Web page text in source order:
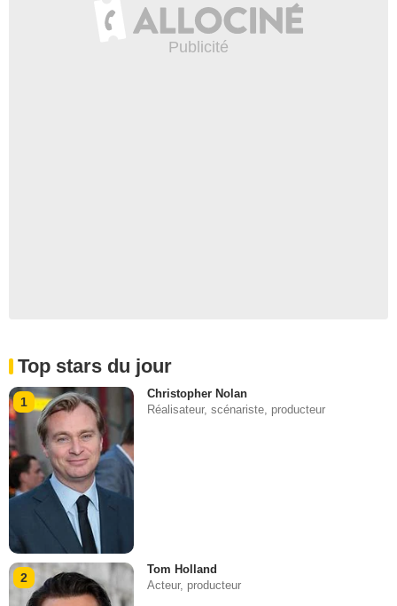
Top stars du jour
1
Christopher Nolan
Réalisateur, scénariste, producteur
2
Tom Holland
Acteur, producteur